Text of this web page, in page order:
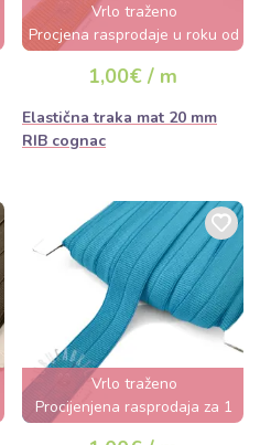
Vrlo traženo
Procjena rasprodaje u roku od
nekoliko sati
1,00€ / m
Elastična traka mat 20 mm
RIB cognac
Vrlo traženo
Procijenjena rasprodaja za 1
dan